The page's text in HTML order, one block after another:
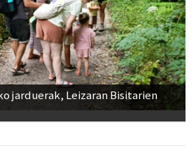
jarduerak, Leizaran Bisitarien